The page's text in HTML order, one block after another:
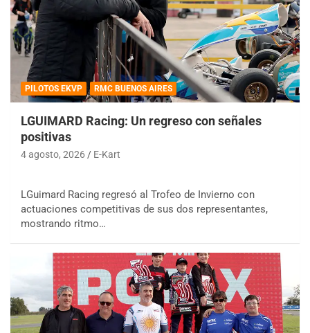
PILOTOS EKVP RMC BUENOS AIRES
LGUIMARD Racing: Un regreso con señales
positivas
4 agosto, 2026 E-Kart
LGuimard Racing regresó al Trofeo de Invierno con
actuaciones competitivas de sus dos representantes,
mostrando ritmo…